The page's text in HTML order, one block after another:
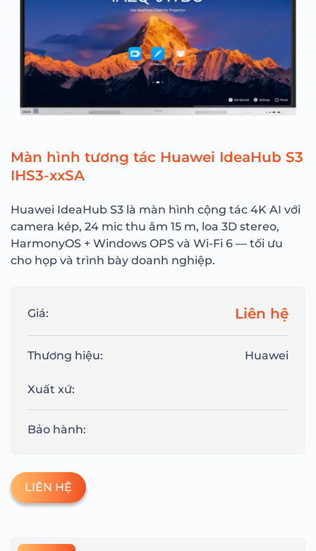
Màn hình tương tác Huawei IdeaHub S3
IHS3-xxSA
Huawei IdeaHub S3 là màn hình cộng tác 4K AI với
camera kép, 24 mic thu âm 15 m, loa 3D stereo,
HarmonyOS + Windows OPS và Wi-Fi 6 — tối ưu
cho họp và trình bày doanh nghiệp.
Giá: Liên hệ
Thương hiệu: Huawei
Xuất xứ:
Bảo hành:
LIÊN HỆ